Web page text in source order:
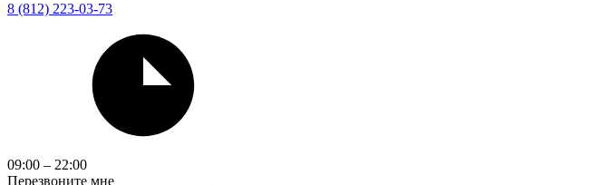
8 (812) 223-03-73
09:00 – 22:00
Перезвоните мне